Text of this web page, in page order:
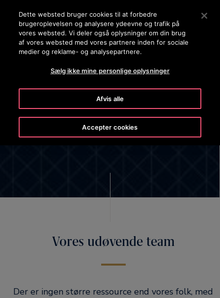
Tryk på Enter for at springe til hovedindholdet
SØG
Ledelse
Vores udøvende team
Der er ingen større ressource end vores folk, med
Dette websted bruger cookies til at forbedre
brugeroplevelsen og analysere ydeevne og trafik på
vores websted. Vi deler også oplysninger om din brug
af vores websted med vores partnere inden for sociale
medier og reklame- og analysepartnere.
Sælg ikke mine personlige oplysninger
Afvis alle
Accepter cookies